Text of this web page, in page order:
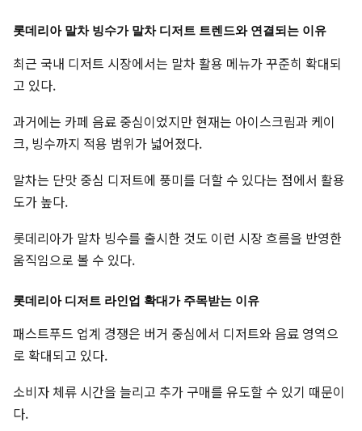
롯데리아 말차 빙수가 말차 디저트 트렌드와 연결되는 이유
최근 국내 디저트 시장에서는 말차 활용 메뉴가 꾸준히 확대되
고 있다.
과거에는 카페 음료 중심이었지만 현재는 아이스크림과 케이
크, 빙수까지 적용 범위가 넓어졌다.
말차는 단맛 중심 디저트에 풍미를 더할 수 있다는 점에서 활용
도가 높다.
롯데리아가 말차 빙수를 출시한 것도 이런 시장 흐름을 반영한
움직임으로 볼 수 있다.
롯데리아 디저트 라인업 확대가 주목받는 이유
패스트푸드 업계 경쟁은 버거 중심에서 디저트와 음료 영역으
로 확대되고 있다.
소비자 체류 시간을 늘리고 추가 구매를 유도할 수 있기 때문이
다.